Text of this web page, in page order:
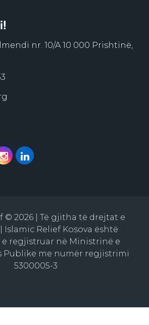
nr. 10/A 10 000 Prishtinë,
© 2026 | Të gjitha të drejtat e
Islamic Relief Kosova është
e regjistruar në Ministrinë e
Publike me numër regjistrimi
5300005-3